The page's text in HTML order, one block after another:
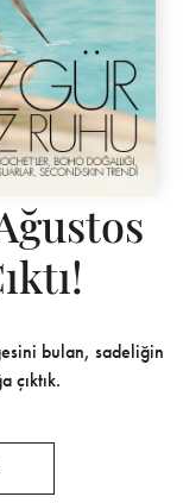
bulan, sadeliğin
çıktık.